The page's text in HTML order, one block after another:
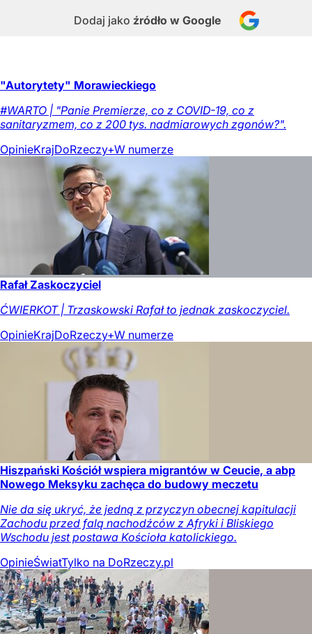
Dodaj jako źródło w Google
"Autorytety" Morawieckiego
#WARTO | "Panie Premierze, co z COVID-19, co z
sanitaryzmem, co z 200 tys. nadmiarowych zgonów?".
OpinieKrajDoRzeczy+W numerze
Rafał Zaskoczyciel
ĆWIERKOT | Trzaskowski Rafał to jednak zaskoczyciel.
OpinieKrajDoRzeczy+W numerze
Hiszpański Kościół wspiera migrantów w Ceucie, a abp
Nowego Meksyku zachęca do budowy meczetu
Nie da się ukryć, że jedną z przyczyn obecnej kapitulacji
Zachodu przed falą nachodźców z Afryki i Bliskiego
Wschodu jest postawa Kościoła katolickiego.
OpinieŚwiatTylko na DoRzeczy.pl